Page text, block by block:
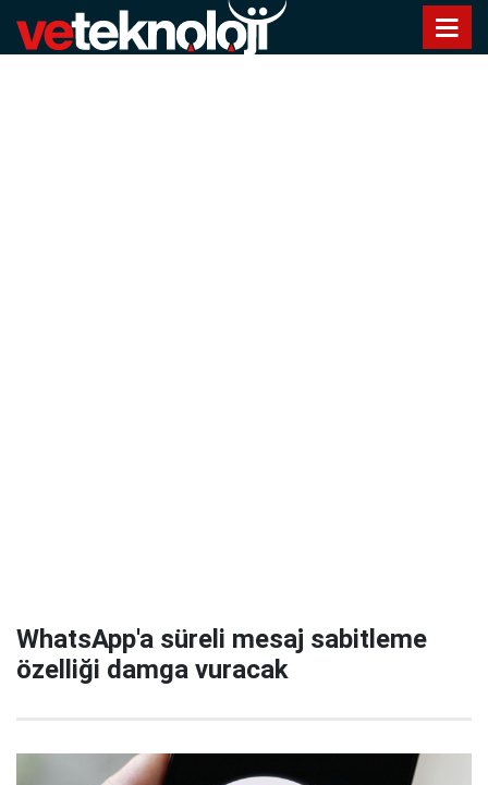
WhatsApp'a süreli mesaj sabitleme
özelliği damga vuracak